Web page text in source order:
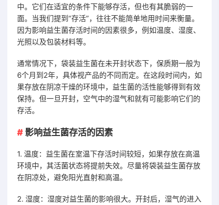
中。它们在适宜的条件下能够存活，但也有其脆弱的一
面。当我们提到“存活”，往往不能简单地用时间来衡量。
因为影响益生菌存活时间的因素很多，例如温度、湿度、
光照以及包装材料等。
通常情况下，袋装益生菌在未开封状态下，保质期一般为
6个月到2年，具体视产品的不同而定。在这段时间内，如
果存放在阴凉干燥的环境中，益生菌的活性能够得到有效
保持。但一旦开封，空气中的湿气和就有可能影响它们的
存活。
影响益生菌存活的因素
1. 温度：益生菌在室温下存活时间较短，如果存放在高温
环境中，其活菌状态将提前失效。尽量将袋装益生菌存放
在阴凉处，避免阳光直射和高温。
2. 湿度：湿度对益生菌的影响很大。开封后，湿气的进入